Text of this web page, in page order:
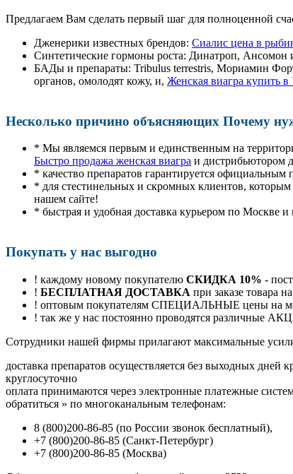
Предлагаем Вам сделать первый шаг для полноценной
Дженерики известных брендов: Сиалис цена в
Синтетические гормоны роста: Динатроп, Ансомон
БАДы и препараты: Tribulus terrestris, Мориамин
органов, омолодят кожу, и, Женская виагра купить
Несколько причино объясняющих Почему
* Мы являемся первым и единственным на
Быстро продажа женская виагра и дистрибьютором
* качество препаратов гарантируется
* для стестинельных и скромных клиентов,
нашем сайте!
* быстрая и удобная доставка курьером по Москве
Покупать у нас выгодно
! каждому новому покупателю СКИДКА 10% -
! БЕСПЛАТНАЯ ДОСТАВКА при заказе товара
! оптовым покупателям СПЕЦИАЛЬНЫЕ цены на
! так же у нас постоянно проводятся различные
Cотрудники нашей фирмы прилагают максимальные
доставка препаратов осуществляется без выходных
круглосуточно
оплата принимаются через электронные платежные
обратиться » по многоканальным телефонам:
8 (800)200-86-85 (по России звонок бесплатный),
+7 (800)200-86-85 (Санкт-Петербург)
+7 (800)200-86-85 (Москва)